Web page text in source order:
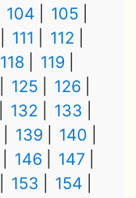
104
105
111
112
118
119
125
126
132
133
139
140
146
147
153
154